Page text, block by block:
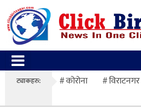
ट्याकहरु: कोरोना विराटनगर